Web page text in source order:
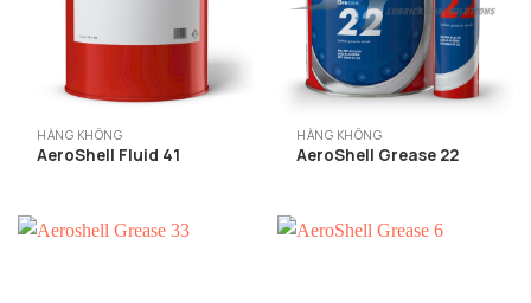
HÀNG KHÔNG
AeroShell Fluid 41
HÀNG KHÔNG
AeroShell Grease 22